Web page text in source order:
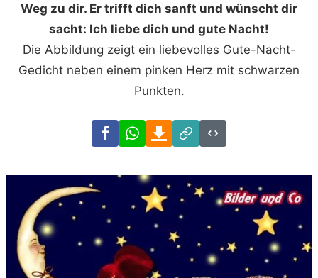
Weg zu dir. Er trifft dich sanft und wünscht dir
sacht: Ich liebe dich und gute Nacht!
Die Abbildung zeigt ein liebevolles Gute-Nacht-
Gedicht neben einem pinken Herz mit schwarzen
Punkten.
FacebookWhatsAppDownload
Link
Code